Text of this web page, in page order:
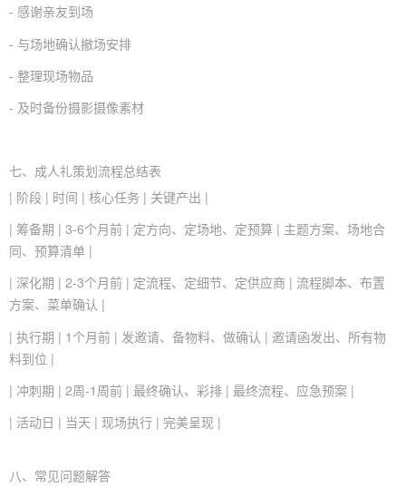
- 感谢亲友到场
- 与场地确认撤场安排
- 整理现场物品
- 及时备份摄影摄像素材
七、成人礼策划流程总结表
| 阶段 | 时间 | 核心任务 | 关键产出 |
| 筹备期 | 3-6个月前 | 定方向、定场地、定预算 | 主题方案、场地合
同、预算清单 |
| 深化期 | 2-3个月前 | 定流程、定细节、定供应商 | 流程脚本、布置
方案、菜单确认 |
| 执行期 | 1个月前 | 发邀请、备物料、做确认 | 邀请函发出、所有物
料到位 |
| 冲刺期 | 2周-1周前 | 最终确认、彩排 | 最终流程、应急预案 |
| 活动日 | 当天 | 现场执行 | 完美呈现 |
八、常见问题解答